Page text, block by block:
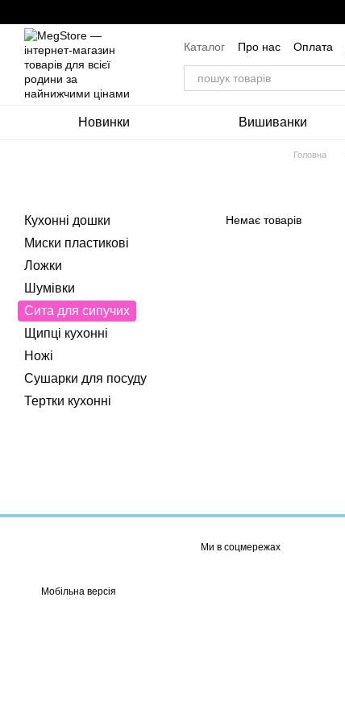
Каталог Про нас Оплата
Угода користувача
Новинки Вишиванки
Головна
Немає товарів
Кухонні дошки
Миски пластикові
Ложки
Шумівки
Сита для сипучих
Щипці кухонні
Ножі
Сушарки для посуду
Тертки кухонні
Мобільна версія
Ми в соцмережах